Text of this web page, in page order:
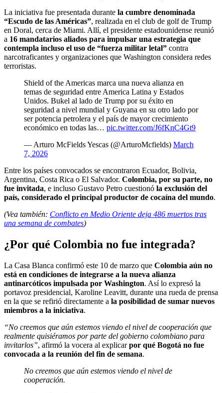
La iniciativa fue presentada durante la cumbre denominada
“Escudo de las Américas”, realizada en el club de golf de Trump
en Doral, cerca de Miami. Allí, el presidente estadounidense reunió
a 16 mandatarios aliados para impulsar una estrategia que
contempla incluso el uso de “fuerza militar letal” contra
narcotraficantes y organizaciones que Washington considera redes
terroristas.
Shield of the Americas marca una nueva alianza en
temas de seguridad entre America Latina y Estados
Unidos. Bukel al lado de Trump por su éxito en
seguridad a nivel mundial y Guyana en su otro lado por
ser potencia petrolera y el país de mayor crecimiento
económico en todas las… pic.twitter.com/J6fKnC4Gt9
— Arturo McFields Yescas (@ArturoMcfields) March
7, 2026
Entre los países convocados se encontraron Ecuador, Bolivia,
Argentina, Costa Rica o El Salvador. Colombia, por su parte, no
fue invitada, e incluso Gustavo Petro cuestionó la exclusión del
país, considerado el principal productor de cocaína del mundo.
(Vea también: Conflicto en Medio Oriente deja 486 muertos tras
una semana de combates)
¿Por qué Colombia no fue integrada?
La Casa Blanca confirmó este 10 de marzo que Colombia aún no
está en condiciones de integrarse a la nueva alianza
antinarcóticos impulsada por Washington. Así lo expresó la
portavoz presidencial, Karoline Leavitt, durante una rueda de prensa
en la que se refirió directamente a la posibilidad de sumar nuevos
miembros a la iniciativa.
“No creemos que aún estemos viendo el nivel de cooperación que
realmente quisiéramos por parte del gobierno colombiano para
invitarlos”, afirmó la vocera al explicarpor qué Bogotá no fue
convocada a la reunión del fin de semana.
No creemos que aún estemos viendo el nivel de
cooperación.